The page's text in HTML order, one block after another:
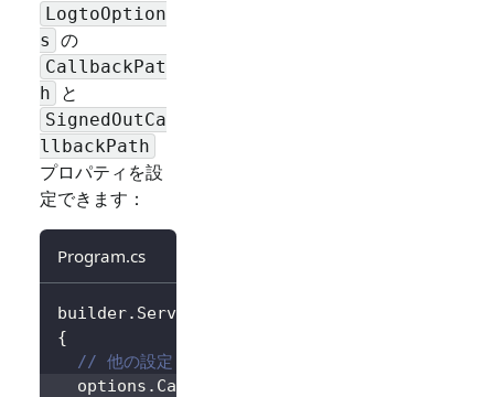
LogtoOption
s の
CallbackPat
h
と
SignedOutCa
llbackPath
プロパティを設
定できます：
Program.cs
builder. Services
{
// 他の設定...
  options
. CallbackPath